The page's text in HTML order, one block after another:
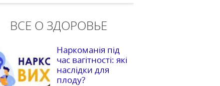
ВСЕ О ЗДОРОВЬЕ
Наркоманія під
час вагітності: які
наслідки для
плоду?